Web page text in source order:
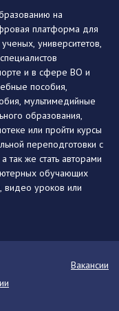
на
платформа для
университетов,
и в сфере ВО и
пособия,
мультимедийные
образования,
или пройти курсы
переподготовки с
так же стать авторами
обучающих
видео уроков или
Вакансии